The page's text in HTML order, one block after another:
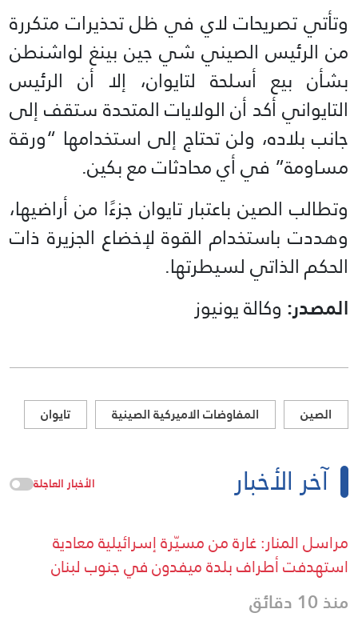
وتأتي تصريحات لاي في ظل تحذيرات متكررة
من الرئيس الصيني شي جين بينغ لواشنطن
بشأن بيع أسلحة لتايوان، إلا أن الرئيس
التايواني أكد أن الولايات المتحدة ستقف إلى
جانب بلاده، ولن تحتاج إلى استخدامها “ورقة
مساومة” في أي محادثات مع بكين.
وتطالب الصين باعتبار تايوان جزءًا من أراضيها،
وهددت باستخدام القوة لإخضاع الجزيرة ذات
الحكم الذاتي لسيطرتها.
المصدر: وكالة يونيوز
الصين المفاوضات الاميركية الصينية تايوان
آخر الأخبار الأخبار العاجلة
مراسل المنار: غارة من مسيّرة إسرائيلية معادية
استهدفت أطراف بلدة ميفدون في جنوب لبنان
منذ 10 دقائق